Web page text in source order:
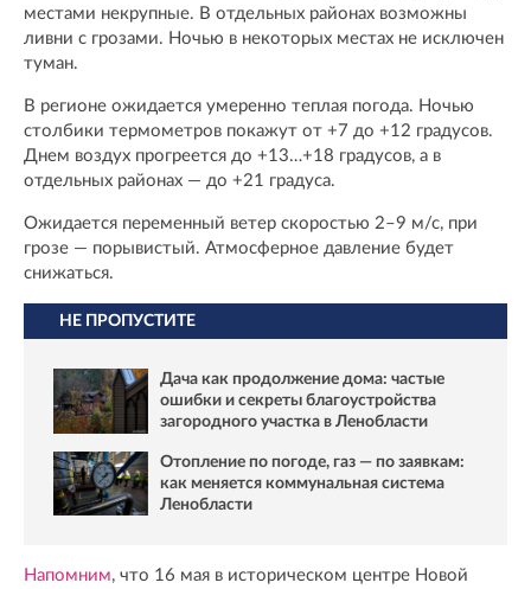
местами некрупные. В отдельных районах возможны
ливни с грозами. Ночью в некоторых местах не исключен
туман.
В регионе ожидается умеренно теплая погода. Ночью
столбики термометров покажут от +7 до +12 градусов.
Днем воздух прогреется до +13…+18 градусов, а в
отдельных районах — до +21 градуса.
Ожидается переменный ветер скоростью 2–9 м/с, при
грозе — порывистый. Атмосферное давление будет
снижаться.
НЕ ПРОПУСТИТЕ
Дача как продолжение дома: частые
ошибки и секреты благоустройства
загородного участка в Ленобласти
Отопление по погоде, газ — по заявкам:
как меняется коммунальная система
Ленобласти
Напомним, что 16 мая в историческом центре Новой